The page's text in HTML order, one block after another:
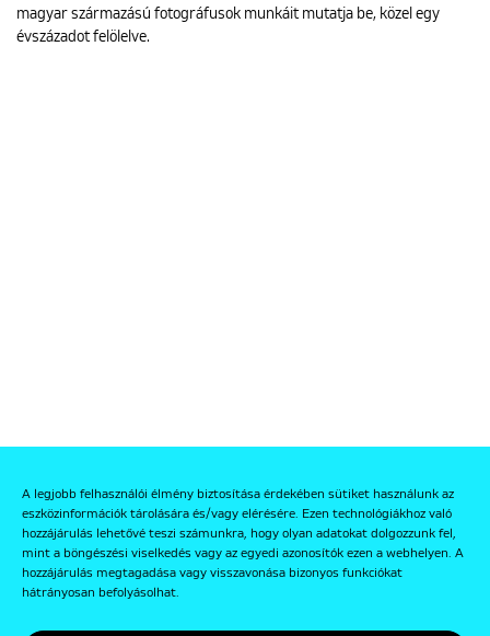
A legjobb felhasználói élmény biztosítása érdekében sütiket használunk az
eszközinformációk tárolására és/vagy elérésére. Ezen technológiákhoz való
hozzájárulás lehetővé teszi számunkra, hogy olyan adatokat dolgozzunk fel,
mint a böngészési viselkedés vagy az egyedi azonosítók ezen a webhelyen. A
hozzájárulás megtagadása vagy visszavonása bizonyos funkciókat
hátrányosan befolyásolhat.
magyar származású fotográfusok munkáit mutatja be, közel egy
évszázadot felölelve.